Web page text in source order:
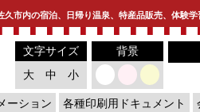
久市内の宿泊、日帰り温泉、特産品販売、体験
背景
文字サイズ
大
中 小
ーション 各種印刷用ドキュメント